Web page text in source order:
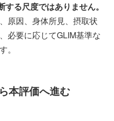
る尺度ではありません。
原因、身体所見、摂取状
必要に応じてGLIM基準な
。
本評価へ進む